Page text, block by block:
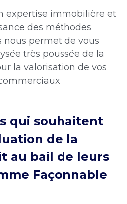
expertise immobilière et
des méthodes
nous permet de vous
très poussée de la
la valorisation de vos
qui souhaitent
de la
au bail de leurs
Façonnable